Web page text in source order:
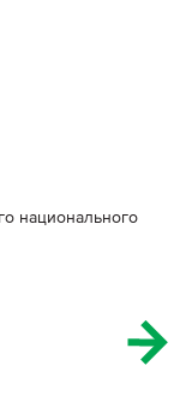
национального